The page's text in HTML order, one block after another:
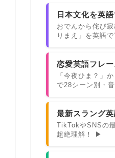
日本文化を英
おでんから侘び
りまえ」を英語
恋愛英語フレ
「今夜ひま？」
で28シーン別・
最新スラング
TikTokやSNSの
超絶理解！ ▶